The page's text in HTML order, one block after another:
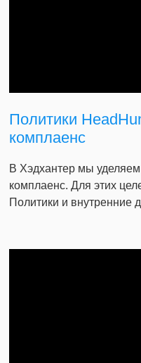
Политики
комплаенс
В Хэдхантер мы
комплаенс. Для этих
Политики и внутренние